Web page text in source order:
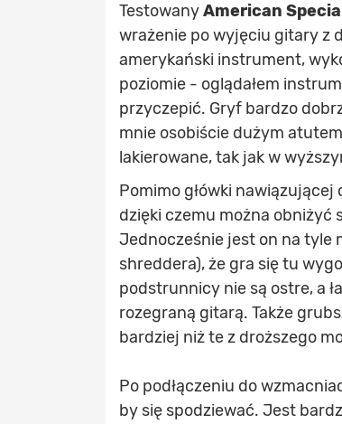
TestowanyAmerican
wrażenie po wyjęciu gitary z
amerykański instrument,
poziomie - oglądałem
przyczepić. Gryf bardzo
mnie osobiście dużym
lakierowane, tak jak w
Pomimo główki
dzięki czemu można obniżyć
Jednocześnie jest on na tyle
shreddera), że gra się tu
podstrunnicy nie są ostre, a
rozegraną gitarą. Także
bardziej niż te z droższego
Po podłączeniu do
by się spodziewać. Jest